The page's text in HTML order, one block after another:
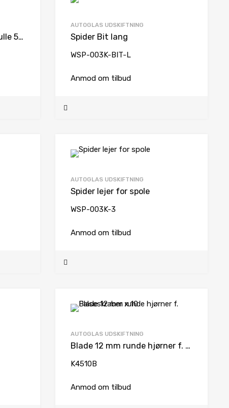
Stopliste skum 5x5mm rulle 5 m
AUTOGLAS UDSKIFTNING
Spider Bit lang
WSP-003K-BIT-L
Anmod om tilbud
AUTOGLAS UDSKIFTNING
Spider lejer for spole
WSP-003K-3
Anmod om tilbud
AUTOGLAS UDSKIFTNING
Blade 12 mm runde hjørner f. Falseskraber x 10
K4510B
Anmod om tilbud